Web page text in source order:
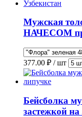
Мужская
НАЧЕСОМ
377.00 ₽ / шт
Бейсболка
застежкой